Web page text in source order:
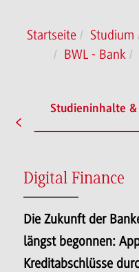
Startseite Studium
BWL - Bank
Studieninhalte
Digital Finance
Die Zukunft der
längst begonnen:
Kreditabschlüsse